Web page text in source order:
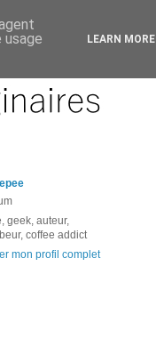
geek, auteur,
coffee addict
mon profil complet
LEARN MORE